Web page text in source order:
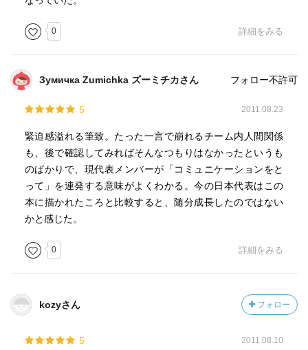
0 詳細をみる
Зумичка Zumichka ズーミチカさん フォロー不許可
5 2011.08.23
緊迫感溢れる筆致。たった一言で崩れるチーム内人間関係
も、後で確認してみればそんなつもりはなかったというも
のばかりで、現代表メンバーが「コミュニケーションをと
って」を連発する意味がよくわかる。今の日本代表はこの
本に描かれたころと比較すると、随分成長したのではない
かと感じた。
0 詳細をみる
kozyさん フォロー
5 2011.08.10